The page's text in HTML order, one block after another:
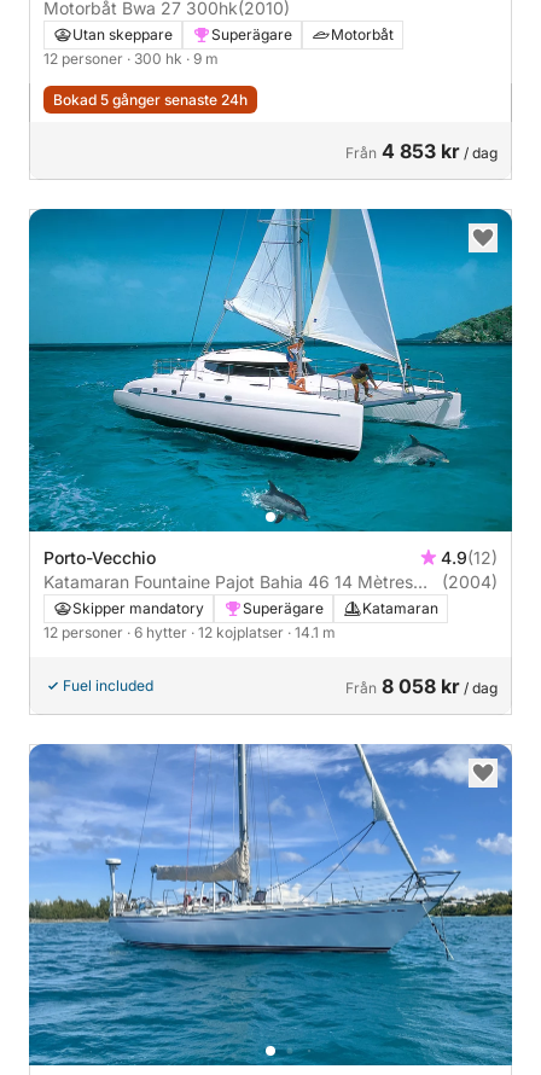
Motorbåt Bwa 27 300hk(2010)
Utan skeppare Superägare
Motorbåt
12 personer · 300 hk · 9 m
Bokad 5 gånger senaste 24h
Från 4 853 kr / dag
Porto-Vecchio 4.9(12)
Katamaran Fountaine Pajot Bahia 46 14 Mètres
14m
(2004)
Skipper mandatory Superägare
Katamaran
12 personer · 6 hytter · 12 kojplatser · 14.1 m
Fuel included Från 8 058 kr / dag